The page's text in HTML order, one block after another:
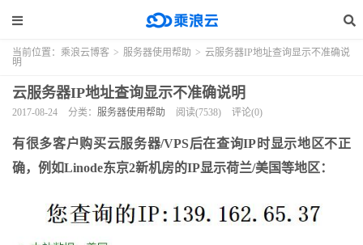
当前位置： 乘浪云博客 > 服务器使用帮助 > 云服务器IP地址查询显示不准确说
明
云服务器IP地址查询显示不准确说明
2017-08-24 分类： 服务器使用帮助 阅读(7538) 评论(0)
有很多客户购买云服务器/VPS后在查询IP时显示地区不正
确，例如Linode东京2新机房的IP显示荷兰/美国等地区：